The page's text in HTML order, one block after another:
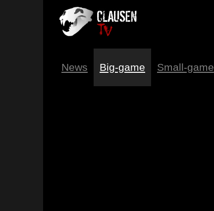
News Big-game Small-game